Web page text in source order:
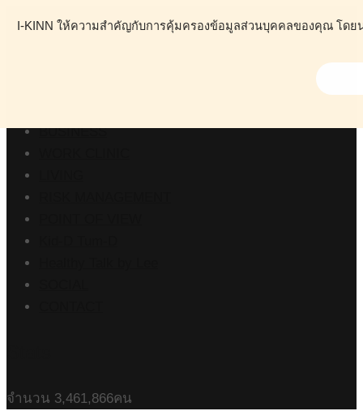
I-KINN ให้ความสำคัญกับการคุ้มครองข้อมูลส่วนบุคคลของคุณ โดย
BUSINESS
จำนวน 3,461,866คน